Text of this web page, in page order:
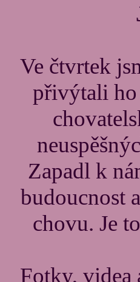
Ve čtvrtek
přivýtali ho
Zapadl k
budoucnost
chovu. Je
Fotky, videa